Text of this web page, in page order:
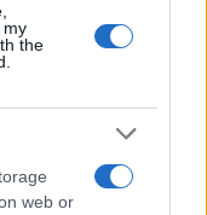
my
the
web or